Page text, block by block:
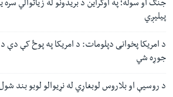
جنګ او سوله؛ په اوکراین د بریدونو له زیاتوالي
پيلیږي
د امریکا پخوانی دپلومات: د امریکا په پوځ کې دې
جوړه شي
د روسیې او بلاروس لوبغاړي له نړیوالو لوبو بند